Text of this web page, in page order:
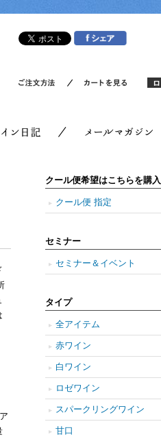
クール便希望はこちらを購入
クール便 指定
セミナー
セミナー＆イベント
タイプ
全アイテム
赤ワイン
白ワイン
ロゼワイン
スパークリングワイン
甘口